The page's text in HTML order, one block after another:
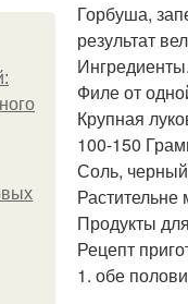
Горбуша,
результат
Ингредиенты.
Филе от
Крупная
100-150
Соль,
Растительне
Продукты
Рецепт
1. обе